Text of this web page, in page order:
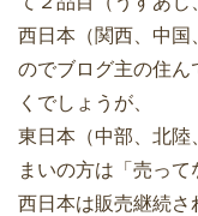
西日本（関西、中国
のでブログ主の住ん
くでしょうが、
東日本（中部、北陸
まいの方は「売って
西日本は販売継続さ